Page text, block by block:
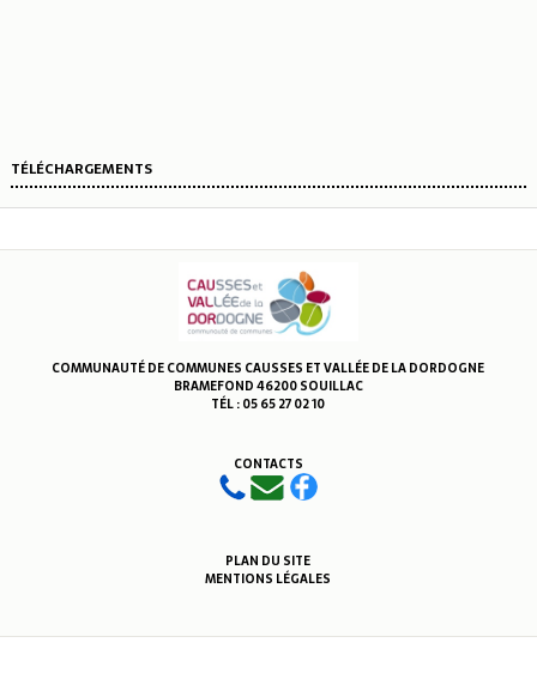
TÉLÉCHARGEMENTS
COMMUNAUTÉ DE COMMUNES CAUSSES ET VALLÉE DE LA DORDOGNE
BRAMEFOND 46200 SOUILLAC
TÉL : 05 65 27 02 10
CONTACTS
PLAN DU SITE
MENTIONS LÉGALES